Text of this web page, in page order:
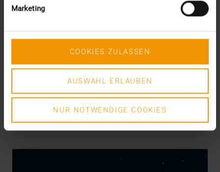
Marketing
COOKIES ZULASSEN
AUSWAHL ERLAUBEN
NUR NOTWENDIGE COOKIES
DMEA nur digital!
Europas größte Healthcare IT-Messe wurde auf den
Zeitraum vom 16.-18. Juni 2020 verschoben. Wir…
VISUS HEALTH IT
MEHR ERFAHREN